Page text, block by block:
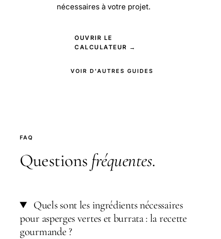
nécessaires à votre projet.
OUVRIR LE
CALCULATEUR →
VOIR D'AUTRES GUIDES
FAQ
Questions fréquentes.
Quels sont les ingrédients nécessaires
pour asperges vertes et burrata : la recette
gourmande ?